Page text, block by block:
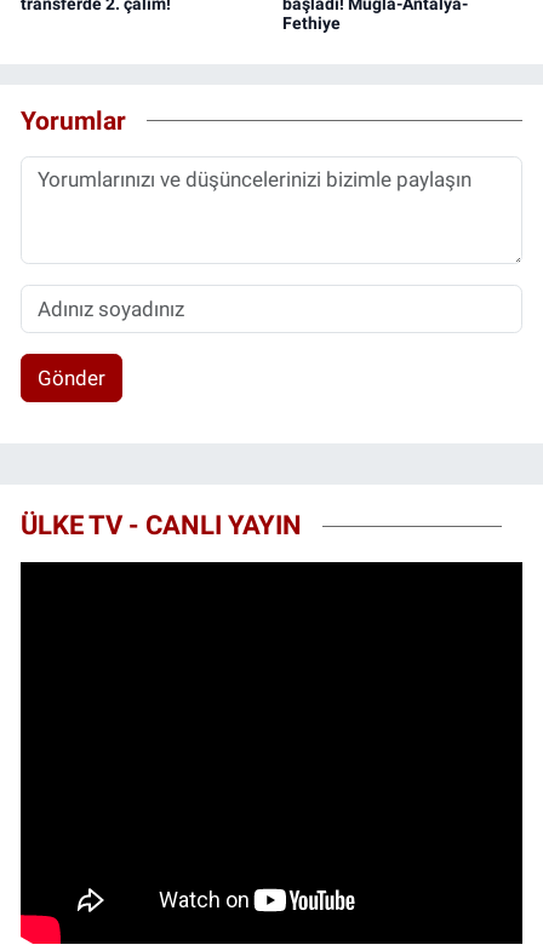
Fethiye
Yorumlar
Gönder
ÜLKE TV - CANLI YAYIN